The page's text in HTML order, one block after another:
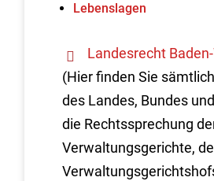
Lebenslagen
Landesrecht
(Hier finden Sie
des Landes, Bundes
die Rechtssprechung
Verwaltungsgerichte,